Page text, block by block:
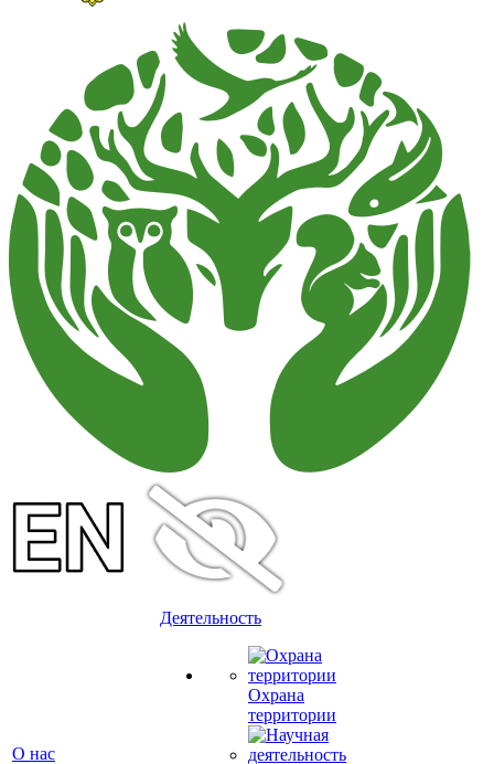
О нас
Деятельность
Охрана
территории